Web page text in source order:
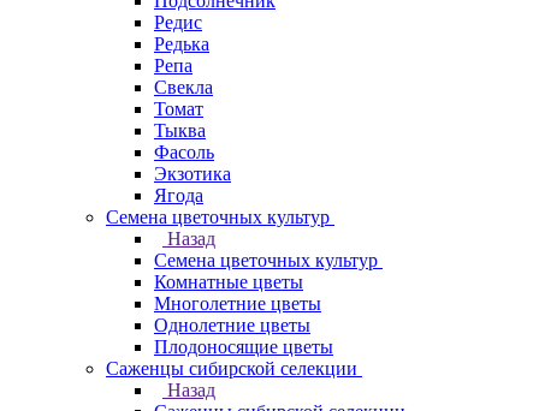
Редис
Редька
Репа
Свекла
Томат
Тыква
Фасоль
Экзотика
Ягода
Семена цветочных культур
Назад
Семена цветочных культур
Комнатные цветы
Многолетние цветы
Однолетние цветы
Плодоносящие цветы
Саженцы сибирской селекции
Назад